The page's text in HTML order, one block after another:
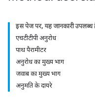
इस पेज पर, यह जानकारी उपलब्ध
एचटीटीपी अनुरोध
पाथ पैरामीटर
अनुरोध का मुख्य भाग
जवाब का मुख्य भाग
अनुमति के दायरे